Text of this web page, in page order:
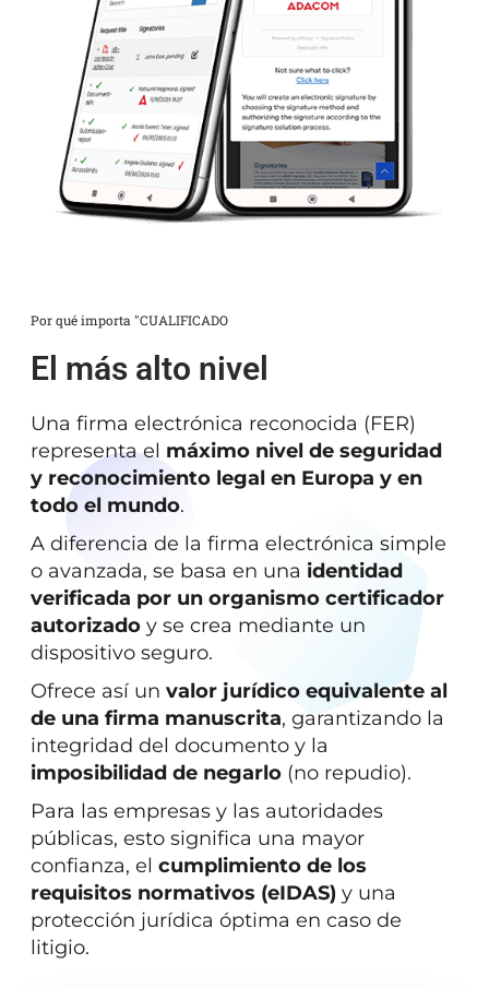
Por qué importa "CUALIFICADO
El más alto nivel
Una firma electrónica reconocida (FER)
representa el máximo nivel de seguridad
y reconocimiento legal en Europa y en
todo el mundo.
A diferencia de la firma electrónica simple
o avanzada, se basa en una identidad
verificada por un organismo certificador
autorizado y se crea mediante un
dispositivo seguro.
Ofrece así un valor jurídico equivalente al
de una firma manuscrita, garantizando la
integridad del documento y la
imposibilidad de negarlo (no repudio).
Para las empresas y las autoridades
públicas, esto significa una mayor
confianza, el cumplimiento de los
requisitos normativos (eIDAS) y una
protección jurídica óptima en caso de
litigio.